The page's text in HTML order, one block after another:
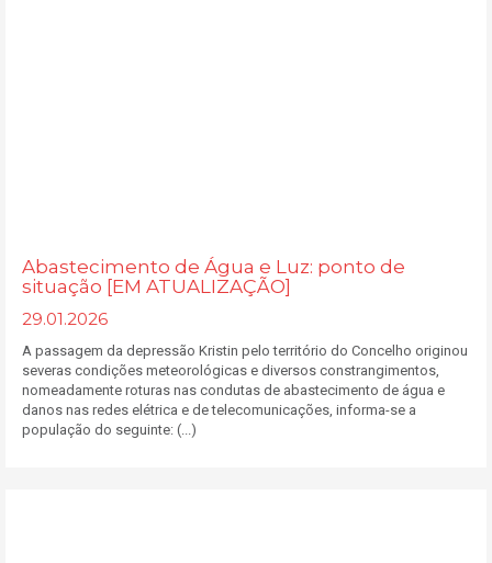
Abastecimento de Água e Luz: ponto de
situação [EM ATUALIZAÇÃO]
29.01.2026
A passagem da depressão Kristin pelo território do Concelho originou
severas condições meteorológicas e diversos constrangimentos,
nomeadamente roturas nas condutas de abastecimento de água e
danos nas redes elétrica e de telecomunicações, informa-se a
população do seguinte: (...)